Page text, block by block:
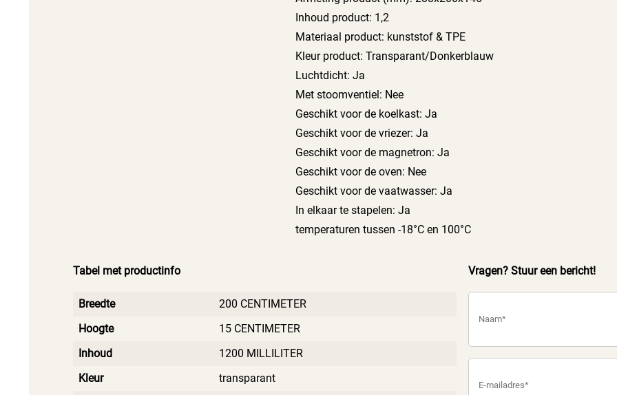
Inhoud product: 1,2
Materiaal product: kunststof & TPE
Kleur product: Transparant/Donkerblauw
Luchtdicht: Ja
Met stoomventiel: Nee
Geschikt voor de koelkast: Ja
Geschikt voor de vriezer: Ja
Geschikt voor de magnetron: Ja
Geschikt voor de oven: Nee
Geschikt voor de vaatwasser: Ja
In elkaar te stapelen: Ja
temperaturen tussen -18°C en 100°C
Tabel met productinfo
Breedte
200 CENTIMETER
Hoogte
15 CENTIMETER
Inhoud
1200 MILLILITER
Kleur
transparant
Vragen? Stuur een bericht!